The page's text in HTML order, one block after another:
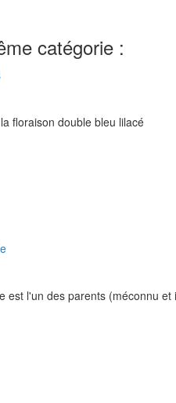
catégorie :
floraison double bleu lilacé
est l'un des parents (méconnu